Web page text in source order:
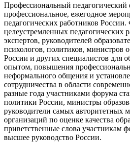
Профессиональный
профессиональное, ежегодное
педагогических работников
целеустремленных педагогических
экспертов, руководителей
психологов, политиков, министров
России и других специалистов для
опытом, повышения
неформального общения и
сотрудничества в области
разные года участниками форума
политики России, министры
руководители самых авторитетных
организаций по оценке качества
приветственные слова участникам
высшее руководство России.